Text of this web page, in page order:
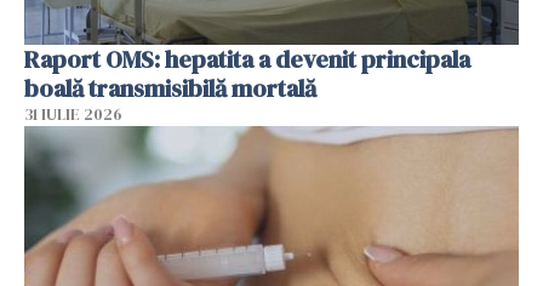
Raport OMS: hepatita a devenit principala
boală transmisibilă mortală
31 IULIE 2026